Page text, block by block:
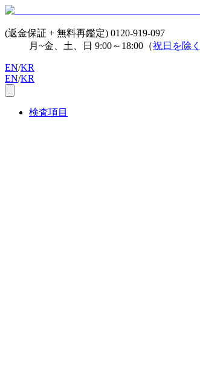
(返金保証 + 無料再鑑定) 0120-919-097
月~金、土、日 9:00～18:00（祝日を除く
EN/KR
EN/KR
検査項目